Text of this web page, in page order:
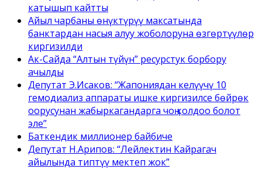
катышып кайтты
Айыл чарбаны өнүктүрүү максатында
банктардан насыя алуу жоболоруна өзгөртүүлөр
киргизилди
Ак-Сайда “Алтын түйүн” ресурстук борбору
ачылды
Депутат Э.Исаков: “Жапониядан келүүчү 10
гемодиализ аппараты ишке киргизилсе бөйрөк
оорусунан жабыркагандарга чоң колдоо болот
эле”
Баткендик миллионер байбиче
Депутат Н.Арипов: “Лейлектин Кайрагач
айылында типтүү мектеп жок”